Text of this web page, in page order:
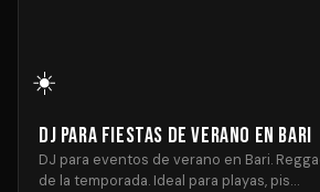
☀️
DJ para Fiestas de Verano en Bari
DJ para eventos de verano en Bari.
de la temporada. Ideal para playas, pis…